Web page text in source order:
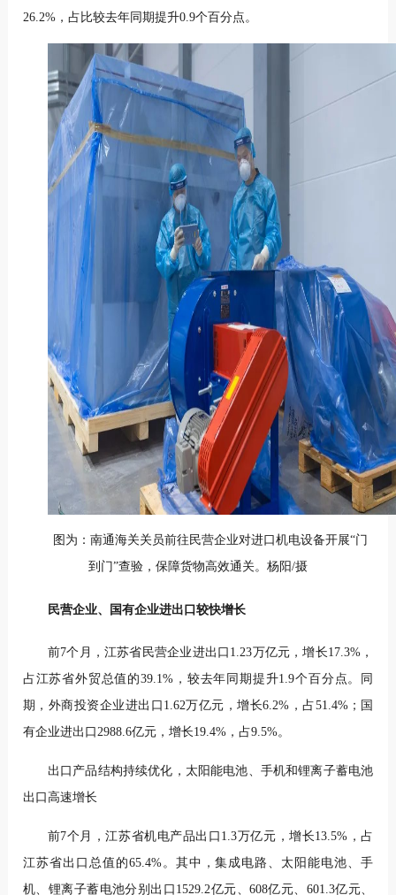
26.2%，占比较去年同期提升0.9个百分点。
图为：南通海关关员前往民营企业对进口机电设备开展“门
到门”查验，保障货物高效通关。杨阳/摄
民营企业、国有企业进出口较快增长
前7个月，江苏省民营企业进出口1.23万亿元，增长17.3%，
占江苏省外贸总值的39.1%，较去年同期提升1.9个百分点。同
期，外商投资企业进出口1.62万亿元，增长6.2%，占51.4%；国
有企业进出口2988.6亿元，增长19.4%，占9.5%。
出口产品结构持续优化，太阳能电池、手机和锂离子蓄电池
出口高速增长
前7个月，江苏省机电产品出口1.3万亿元，增长13.5%，占
江苏省出口总值的65.4%。其中，集成电路、太阳能电池、手
机、锂离子蓄电池分别出口1529.2亿元、608亿元、601.3亿元、